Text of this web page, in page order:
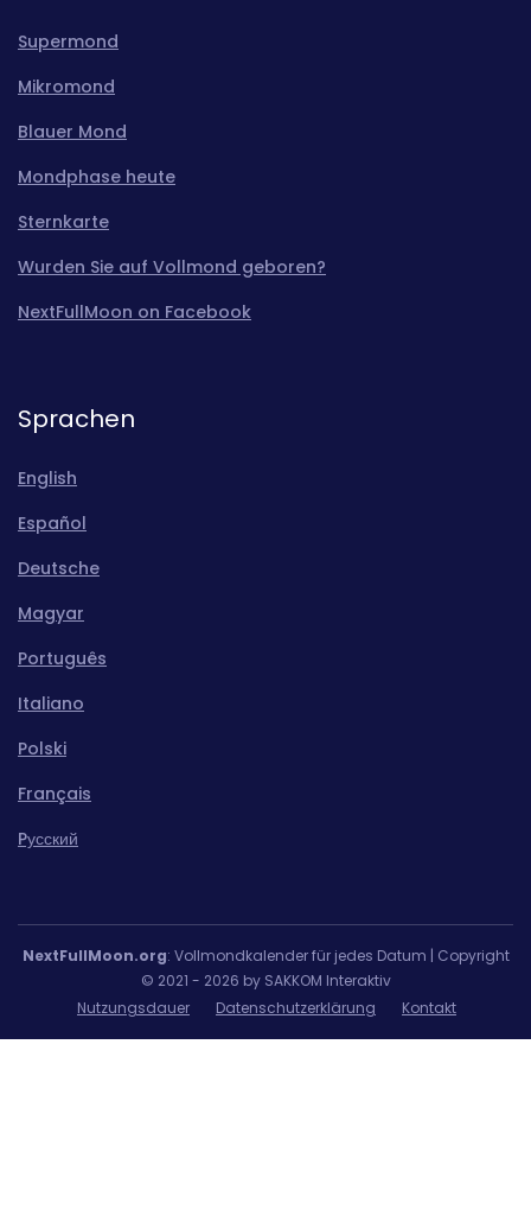
Supermond
Mikromond
Blauer Mond
Mondphase heute
Sternkarte
Wurden Sie auf Vollmond geboren?
NextFullMoon on Facebook
Sprachen
English
Español
Deutsche
Magyar
Português
Italiano
Polski
Français
Pусский
NextFullMoon.org: Vollmondkalender für jedes Datum | Copyright
© 2021 - 2026 by SAKKOM Interaktiv
Nutzungsdauer
Datenschutzerklärung Kontakt